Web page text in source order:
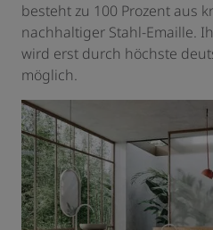
besteht zu 100 Prozent aus
nachhaltiger Stahl-Emaille.
wird erst durch höchste
möglich.